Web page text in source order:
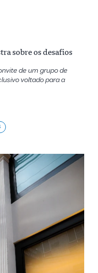
sobre os desafios
de um grupo de
voltado para a